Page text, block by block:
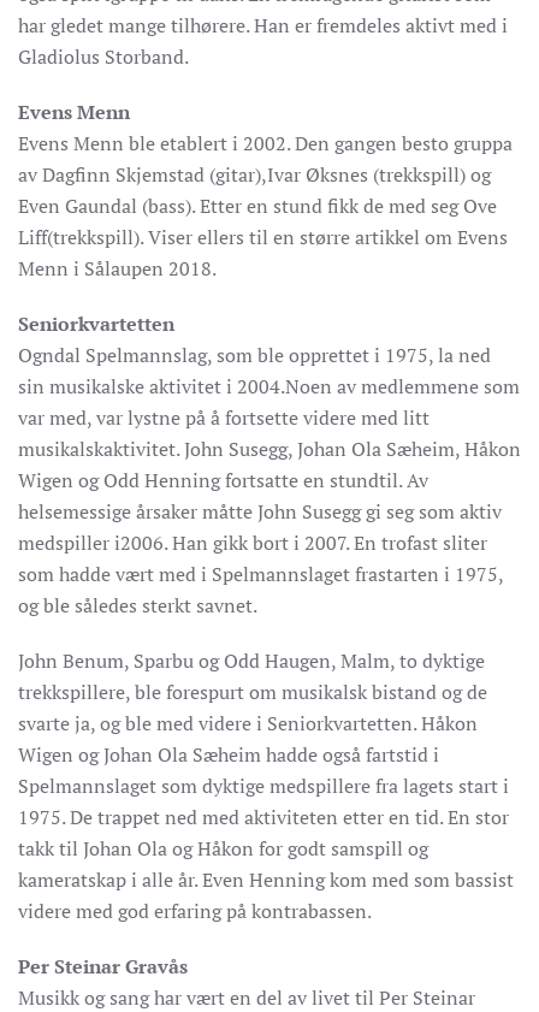
har gledet mange tilhørere. Han er fremdeles aktivt med i
Gladiolus Storband.
Evens Menn
Evens Menn ble etablert i 2002. Den gangen besto gruppa
av Dagfinn Skjemstad (gitar),Ivar Øksnes (trekkspill) og
Even Gaundal (bass). Etter en stund fikk de med seg Ove
Liff(trekkspill). Viser ellers til en større artikkel om Evens
Menn i Sålaupen 2018.
Seniorkvartetten
Ogndal Spelmannslag, som ble opprettet i 1975, la ned
sin musikalske aktivitet i 2004.Noen av medlemmene som
var med, var lystne på å fortsette videre med litt
musikalskaktivitet. John Susegg, Johan Ola Sæheim, Håkon
Wigen og Odd Henning fortsatte en stundtil. Av
helsemessige årsaker måtte John Susegg gi seg som aktiv
medspiller i2006. Han gikk bort i 2007. En trofast sliter
som hadde vært med i Spelmannslaget frastarten i 1975,
og ble således sterkt savnet.
John Benum, Sparbu og Odd Haugen, Malm, to dyktige
trekkspillere, ble forespurt om musikalsk bistand og de
svarte ja, og ble med videre i Seniorkvartetten. Håkon
Wigen og Johan Ola Sæheim hadde også fartstid i
Spelmannslaget som dyktige medspillere fra lagets start i
1975. De trappet ned med aktiviteten etter en tid. En stor
takk til Johan Ola og Håkon for godt samspill og
kameratskap i alle år. Even Henning kom med som bassist
videre med god erfaring på kontrabassen.
Per Steinar Gravås
Musikk og sang har vært en del av livet til Per Steinar